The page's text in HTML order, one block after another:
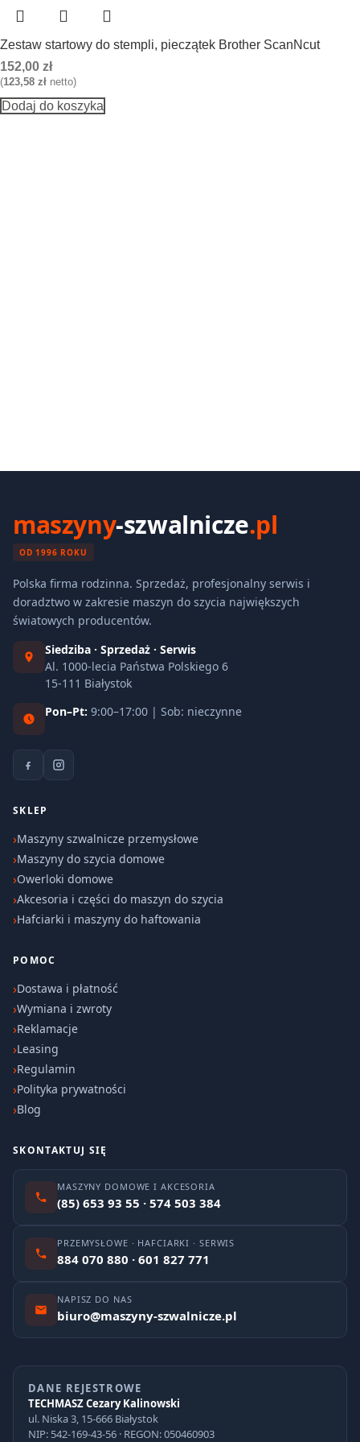
Zestaw startowy do stempli, pieczątek Brother ScanNcut
152,00 zł
(123,58 zł netto)
Dodaj do koszyka
maszyny-szwalnicze.pl
OD 1996 ROKU
Polska firma rodzinna. Sprzedaż, profesjonalny serwis i
doradztwo w zakresie maszyn do szycia największych
światowych producentów.
Siedziba · Sprzedaż · Serwis
Al. 1000-lecia Państwa Polskiego 6
15-111 Białystok
Pon–Pt: 9:00–17:00 | Sob: nieczynne
SKLEP
Maszyny szwalnicze przemysłowe
Maszyny do szycia domowe
Owerloki domowe
Akcesoria i części do maszyn do szycia
Hafciarki i maszyny do haftowania
POMOC
Dostawa i płatność
Wymiana i zwroty
Reklamacje
Leasing
Regulamin
Polityka prywatności
Blog
SKONTAKTUJ SIĘ
MASZYNY DOMOWE I AKCESORIA
(85) 653 93 55 · 574 503 384
PRZEMYSŁOWE · HAFCIARKI · SERWIS
884 070 880 · 601 827 771
NAPISZ DO NAS
biuro@maszyny-szwalnicze.pl
DANE REJESTROWE
TECHMASZ Cezary Kalinowski
ul. Niska 3, 15-666 Białystok
NIP: 542-169-43-56 · REGON: 050460903